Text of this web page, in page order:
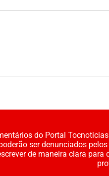
do Portal
ser denunciados
de maneira clara